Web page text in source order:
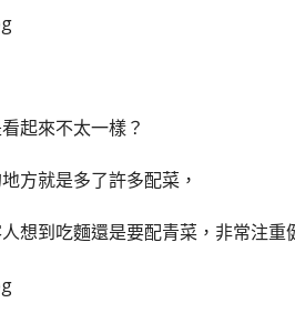
起來不太一樣？
方就是多了許多配菜，
想到吃麵還是要配青菜，非常注重